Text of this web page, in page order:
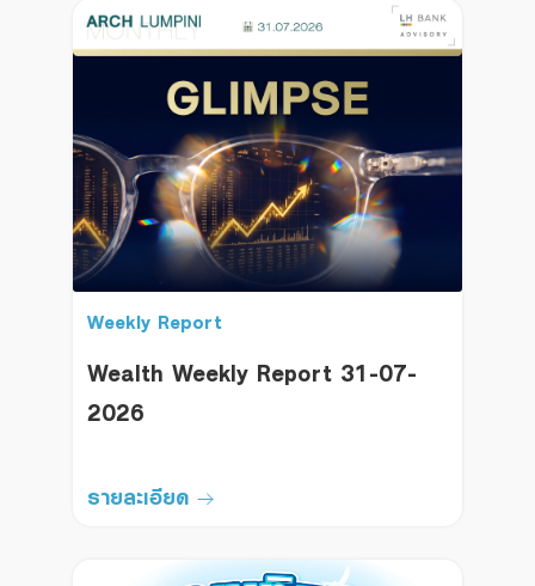
Weekly Report
Wealth Weekly Report 31-07-
2026
รายละเอียด